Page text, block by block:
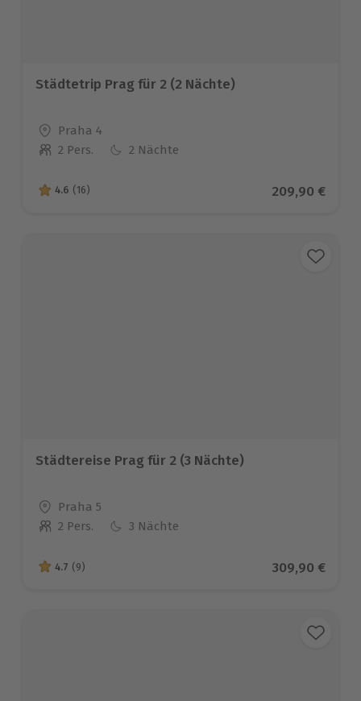
Städtetrip Prag für 2 (2 Nächte)
Standort
Praha 4
Anzahl der Teilnehmer
2 Pers. 2 Nächte
4.6 von 5 Sternen basierend auf 16 Bewertungen
4.6 (16) Aktueller
209,90 €
Städtereise Prag für 2 (3 Nächte)
Standort
Praha 5
Anzahl der Teilnehmer
2 Pers. 3 Nächte
4.7 von 5 Sternen basierend auf 9 Bewertungen
4.7 (9) Aktueller
309,90 €